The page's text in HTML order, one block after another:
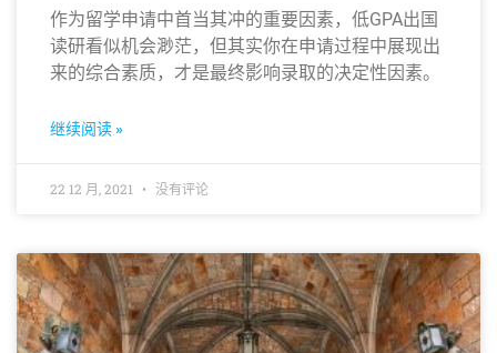
作为留学申请中首当其冲的重要因素，低GPA出国
读研看似机会渺茫，但其实你在申请过程中展现出
来的综合素质，才是最终影响录取的决定性因素。
继续阅读 »
22 12 月, 2021 没有评论